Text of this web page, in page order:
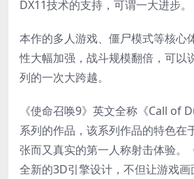
DX11技术的支持，可谓一大进步。
本作的多人游戏、僵尸模式等核心
性大幅加强，战斗规模翻倍，可以
列的一次大跨越。
《使命召唤9》英文全称《Call of
系列的作品，该系列作品的特色在
张而又真实的第一人称射击体验。
全新的3D引擎设计，不但让游戏